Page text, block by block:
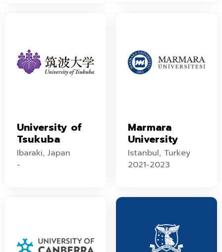
University of
Tsukuba
Ibaraki, Japan
-
Marmara
University
Istanbul, Turkey
2021-2023